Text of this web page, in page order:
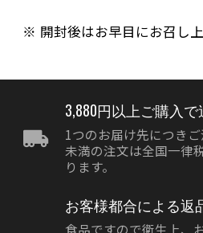
開封後はお早目にお召し
3,880円以上ご購入
1つのお届け先につき
未満の注文は全国一律
ります。
お客様都合による返
食品ですので衛生上、